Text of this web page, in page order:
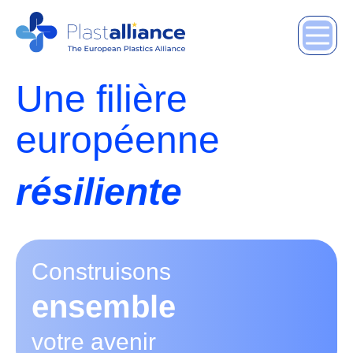
Une filière
européenne
compétitive
Construisons
ensemble
votre avenir